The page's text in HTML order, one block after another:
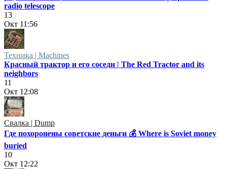
radio telescope
13
Окт 11:56
Техника | Machines
Красный трактор и его соседи | The Red Tractor and its
neighbors
11
Окт 12:08
Свалка | Dump
Где похоронены советские деньги 💰 Where is Soviet money
buried
10
Окт 12:22